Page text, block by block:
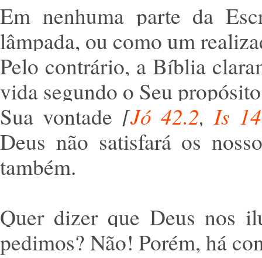
Em nenhuma parte da
lâmpada, ou como um
Pelo contrário, a Bíblia
vida segundo o Seu
Sua vontade [Jó 42.2,Is
Deus não satisfará os
também.
Quer dizer que Deus nos
pedimos? Não! Porém, há